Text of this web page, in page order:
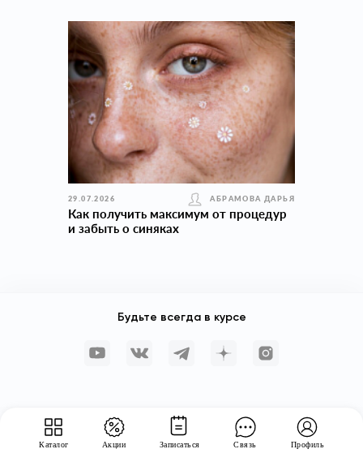
Каталог Акции Записаться Связь Профиль
29.07.2026 АБРАМОВА ДАРЬЯ
Как получить максимум от процедур
и забыть о синяках
Будьте всегда в курсе